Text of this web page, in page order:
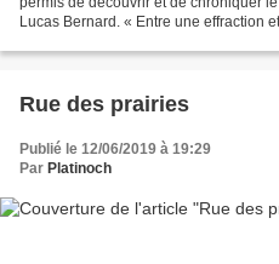
Lucas Bernard. « Entre une effraction
Rue des prairies
Publié le 12/06/2019 à 19:29
Par Platinoch